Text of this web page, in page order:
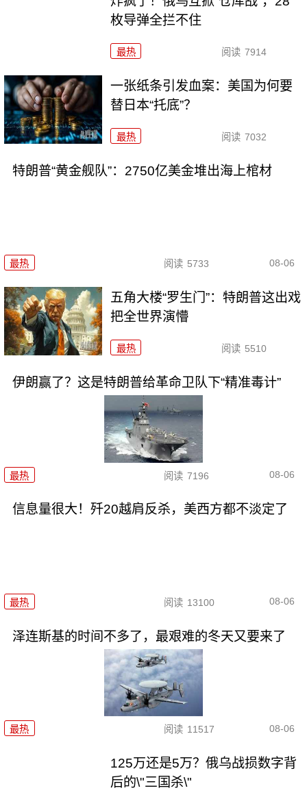
枚导弹全拦不住
最热 阅读 7914
一张纸条引发血案：美国为何要
替日本“托底”？
最热 阅读 7032
特朗普“黄金舰队”：2750亿美金堆出海上棺材
最热 阅读 5733 08-06
五角大楼“罗生门”：特朗普这出戏
把全世界演懵
最热 阅读 5510
伊朗赢了？这是特朗普给革命卫队下“精准毒计”
最热 阅读 7196 08-06
信息量很大！歼20越肩反杀，美西方都不淡定了
最热 阅读 13100 08-06
泽连斯基的时间不多了，最艰难的冬天又要来了
最热 阅读 11517 08-06
125万还是5万？俄乌战损数字背
后的\"三国杀\"